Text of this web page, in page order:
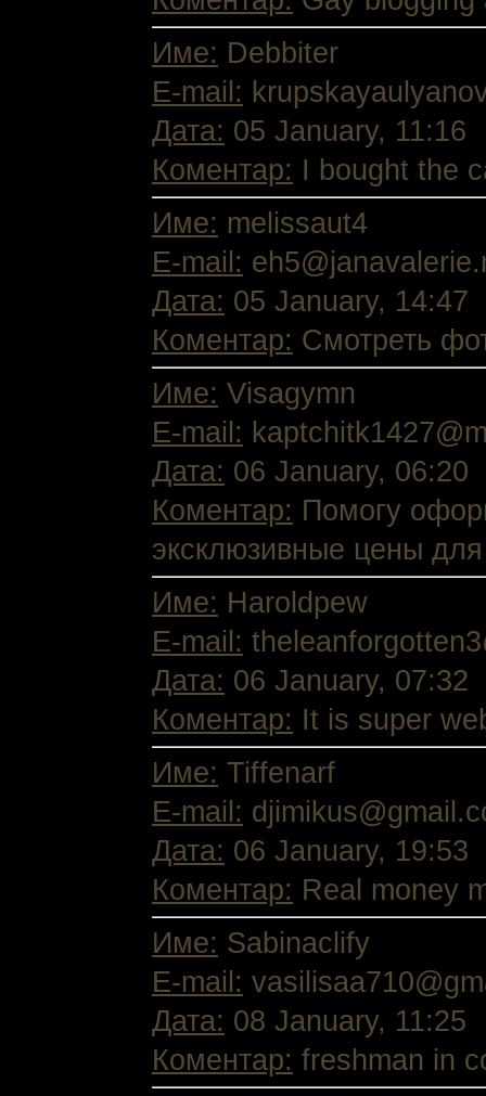
Име: Debbiter
E-mail:
Дата: 05 January, 11:16
Коментар: I bought the
Име: melissaut4
E-mail:
Дата: 05 January, 14:47
Коментар: Смотреть
Име: Visagymn
E-mail:
Дата: 06 January, 06:20
Коментар: Помогу
эксклюзивные цены
Име: Haroldpew
E-mail:
Дата: 06 January, 07:32
Коментар: It is super
Име: Tiffenarf
E-mail:
Дата: 06 January, 19:53
Коментар: Real money
Име: Sabinaclify
E-mail:
Дата: 08 January, 11:25
Коментар: freshman in